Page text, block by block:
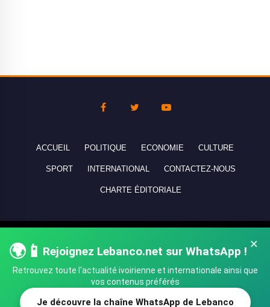
×
🌍📱 Rejoignez Lebanco.net sur WhatsApp !
Retrouvez toute l'actualité ivoirienne et internationale ainsi que
vos contenus préférés
Je découvre la chaîne WhatsApp de Lebanco
ACCUEIL POLITIQUE ECONOMIE CULTURE
SPORT INTERNATIONAL CONTACTEZ-NOUS
CHARTE ÉDITORIALE
réservés - All rights reserved.